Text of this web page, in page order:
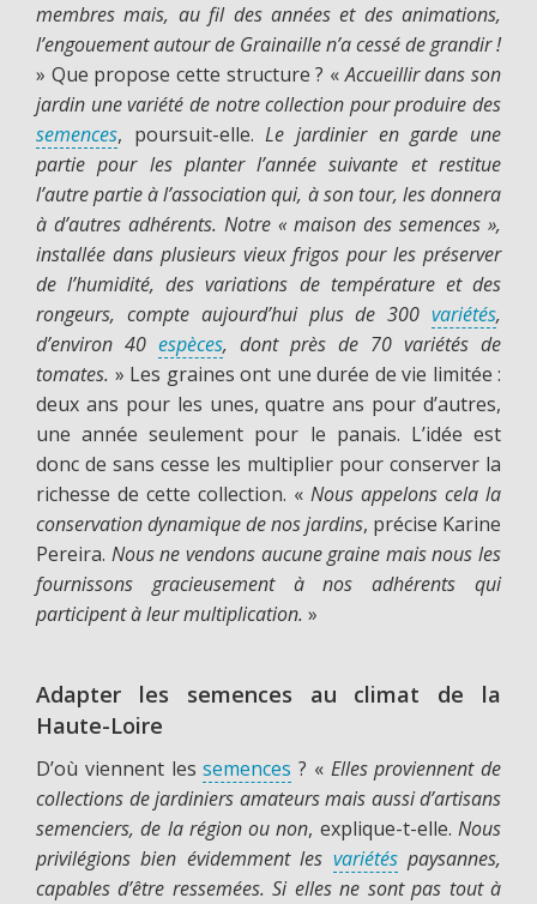
membres mais, au fil des années et des animations,
l’engouement autour de Grainaille n’a cessé de grandir !
» Que propose cette structure ? «Accueillir dans son
jardin une variété de notre collection pour produire des
semences, poursuit-elle.Le jardinier en garde une
partie pour les planter l’année suivante et restitue
l’autre partie à l’association qui, à son tour, les donnera
à d’autres adhérents. Notre « maison des semences »,
installée dans plusieurs vieux frigos pour les préserver
de l’humidité, des variations de température et des
rongeurs, compte aujourd’hui plus de 300 variétés,
d’environ 40 espèces, dont près de 70 variétés de
tomates. » Les graines ont une durée de vie limitée :
deux ans pour les unes, quatre ans pour d’autres,
une année seulement pour le panais. L’idée est
donc de sans cesse les multiplier pour conserver la
richesse de cette collection. « Nous appelons cela la
conservation dynamique de nos jardins, précise Karine
Pereira. Nous ne vendons aucune graine mais nous les
fournissons gracieusement à nos adhérents qui
participent à leur multiplication. »
Adapter les semences au climat de la
Haute-Loire
D’où viennent lessemences ? « Elles proviennent de
collections de jardiniers amateurs mais aussi d’artisans
semenciers, de la région ou non, explique-t-elle.Nous
privilégions bien évidemment les variétéspaysannes,
capables d’être ressemées. Si elles ne sont pas tout à